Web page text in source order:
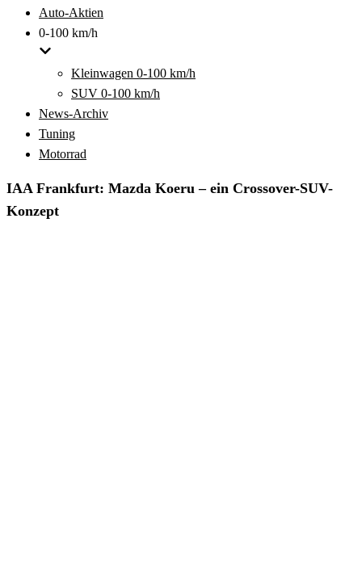
Auto-Aktien
0-100 km/h
Kleinwagen 0-100 km/h
SUV 0-100 km/h
News-Archiv
Tuning
Motorrad
IAA Frankfurt: Mazda Koeru – ein Crossover-SUV-
Konzept